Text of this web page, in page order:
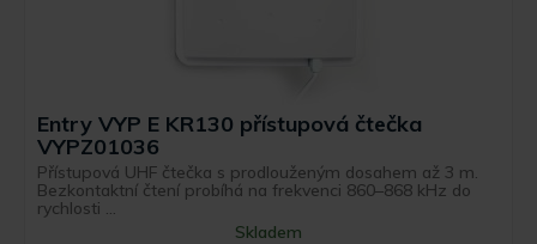
Entry VYP E KR130 přístupová čtečka
VYPZ01036
Přístupová UHF čtečka s prodlouženým dosahem až 3 m.
Bezkontaktní čtení probíhá na frekvenci 860–868 kHz do
rychlosti ...
Skladem